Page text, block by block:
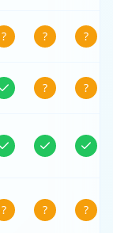
? ? ?
? ?
? ? ?